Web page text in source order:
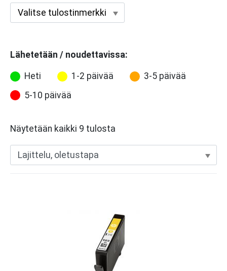
Lähetetään / noudettavissa:
Heti 1-2 päivää
3-5 päivää
5-10 päivää
Näytetään kaikki 9 tulosta